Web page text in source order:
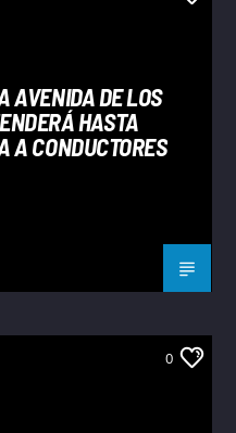
AVENIDA DE LOS
HASTA
A CONDUCTORES
0